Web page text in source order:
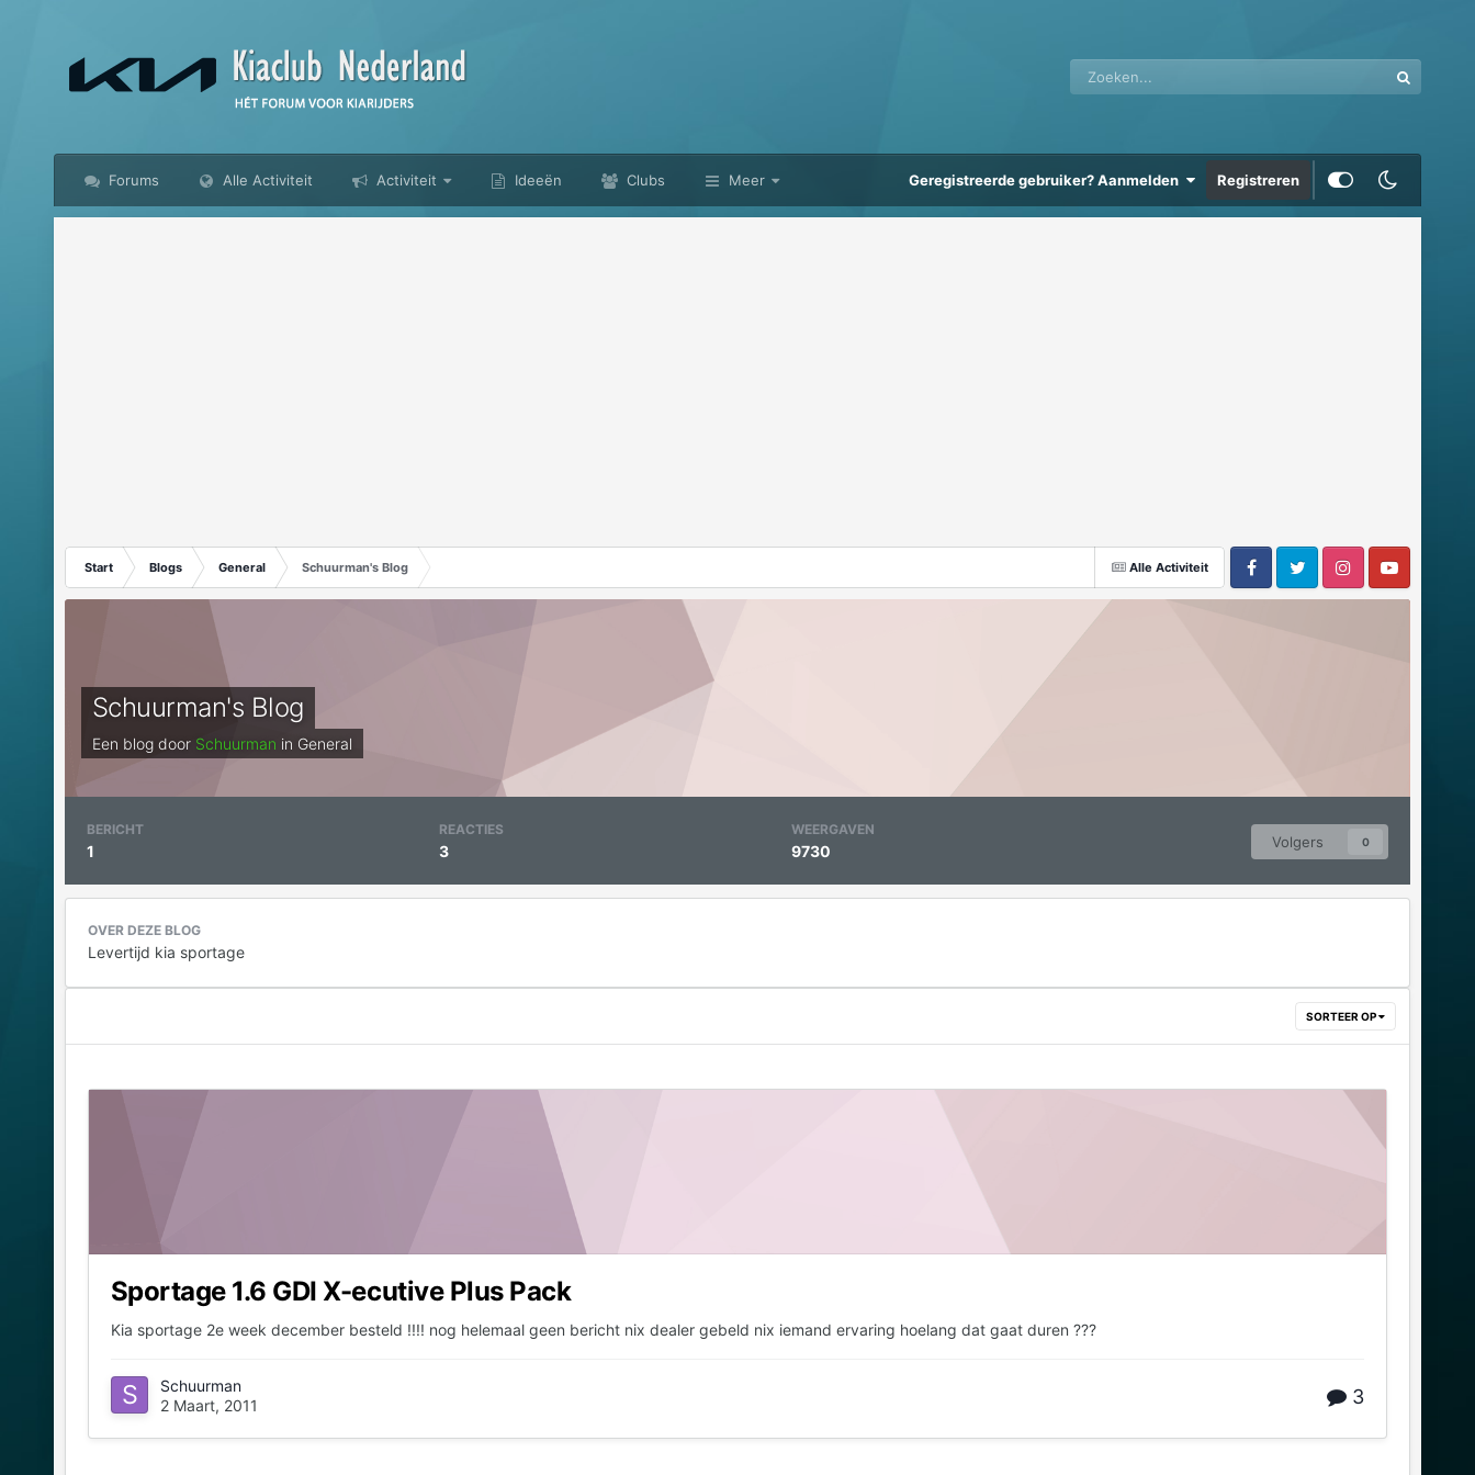
Forums Alle Activiteit Activiteit Ideeën Clubs Meer Geregistreerde gebruiker? Aanmelden Registreren
Alle Activiteit
Start Blogs General Schuurman's Blog
Schuurman's Blog
Een blog door Schuurman in General
Volgers 0
BERICHT
1
REACTIES
3
WEERGAVEN
9730
OVER DEZE BLOG
Levertijd kia sportage
SORTEER OP
Sportage 1.6 GDI X-ecutive Plus Pack
Kia sportage 2e week december besteld !!!! nog helemaal geen bericht nix dealer gebeld nix iemand ervaring hoelang dat gaat duren ???
Schuurman
2 Maart, 2011
3